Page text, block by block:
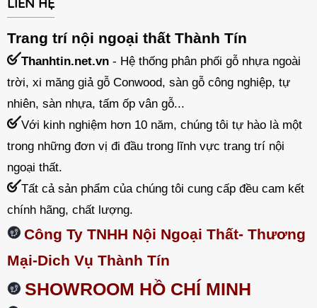
LIÊN HỆ
Trang trí nội ngoại thất Thành Tín
Thanhtin.net.vn - Hệ thống phân phối gỗ nhựa ngoài
trời, xi măng giả gỗ Conwood, sàn gỗ công nghiệp, tự
nhiên, sàn nhựa, tấm ốp vân gỗ...
Với kinh nghiệm hơn 10 năm, chúng tôi tự hào là một
trong những đơn vị đi đầu trong lĩnh vực trang trí nội
ngoại thất.
Tất cả sản phẩm của chúng tôi cung cấp đều cam kết
chính hãng, chất lượng.
Công Ty TNHH Nội Ngoại Thất- Thương
Mại-Dich Vụ Thành Tín
SHOWROOM HỒ CHÍ MINH